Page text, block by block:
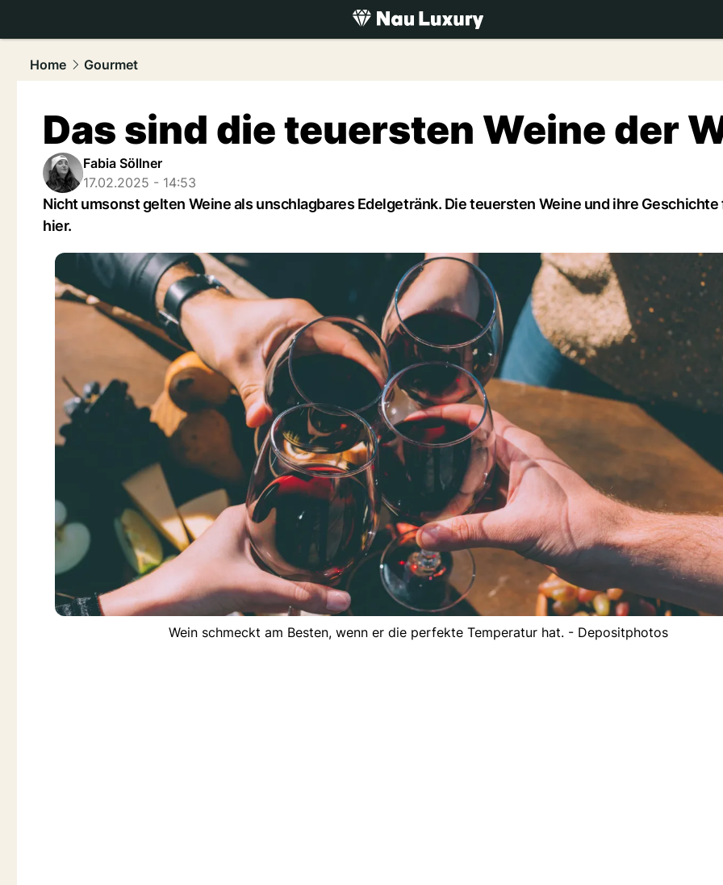
luxury.NAU.ch
Home
Gourmet
Das sind die teuersten Weine der
Fabia Söllner
17.02.2025 - 14:53
Nicht umsonst gelten Weine als unschlagbares Edelgetränk. Die teuersten Weine und ihre Geschichte
hier.
Wein schmeckt am Besten, wenn er die perfekte Temperatur hat. - Depositphotos